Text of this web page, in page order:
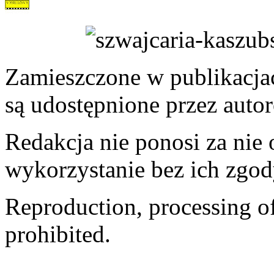
Zamieszczone w
są udostępnione przez
Redakcja nie ponosi za
wykorzystanie bez ich
Reproduction, processing
prohibited.